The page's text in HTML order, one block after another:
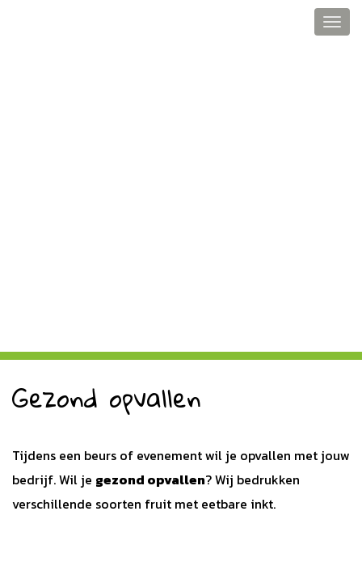
Gezond opvallen
Tijdens een beurs of evenement wil je opvallen met jouw
bedrijf. Wil je gezond opvallen? Wij bedrukken
verschillende soorten fruit met eetbare inkt.